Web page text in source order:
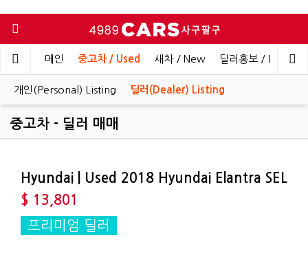
메인 중고차 / Used 새차 / New 딜러홍보 / Dealer
개인(Personal) Listing 딜러(Dealer) Listing
중고차 - 딜러 매매
Hyundai | Used 2018 Hyundai Elantra SEL
$ 13,801
프리미엄 딜러